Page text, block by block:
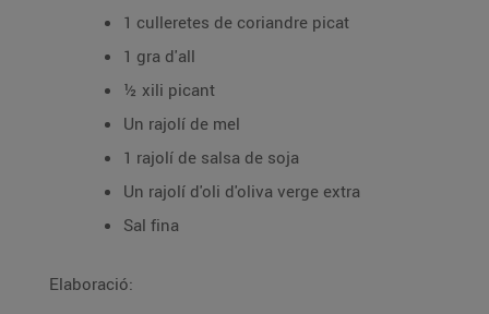
1 culleretes de coriandre picat
1 gra d'all
½ xili picant
Un rajolí de mel
1 rajolí de salsa de soja
Un rajolí d'oli d'oliva verge extra
Sal fina
Elaboració: